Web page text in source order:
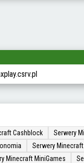
Cashblock Serwery
Serwery Minecraft
Minecraft MiniGames